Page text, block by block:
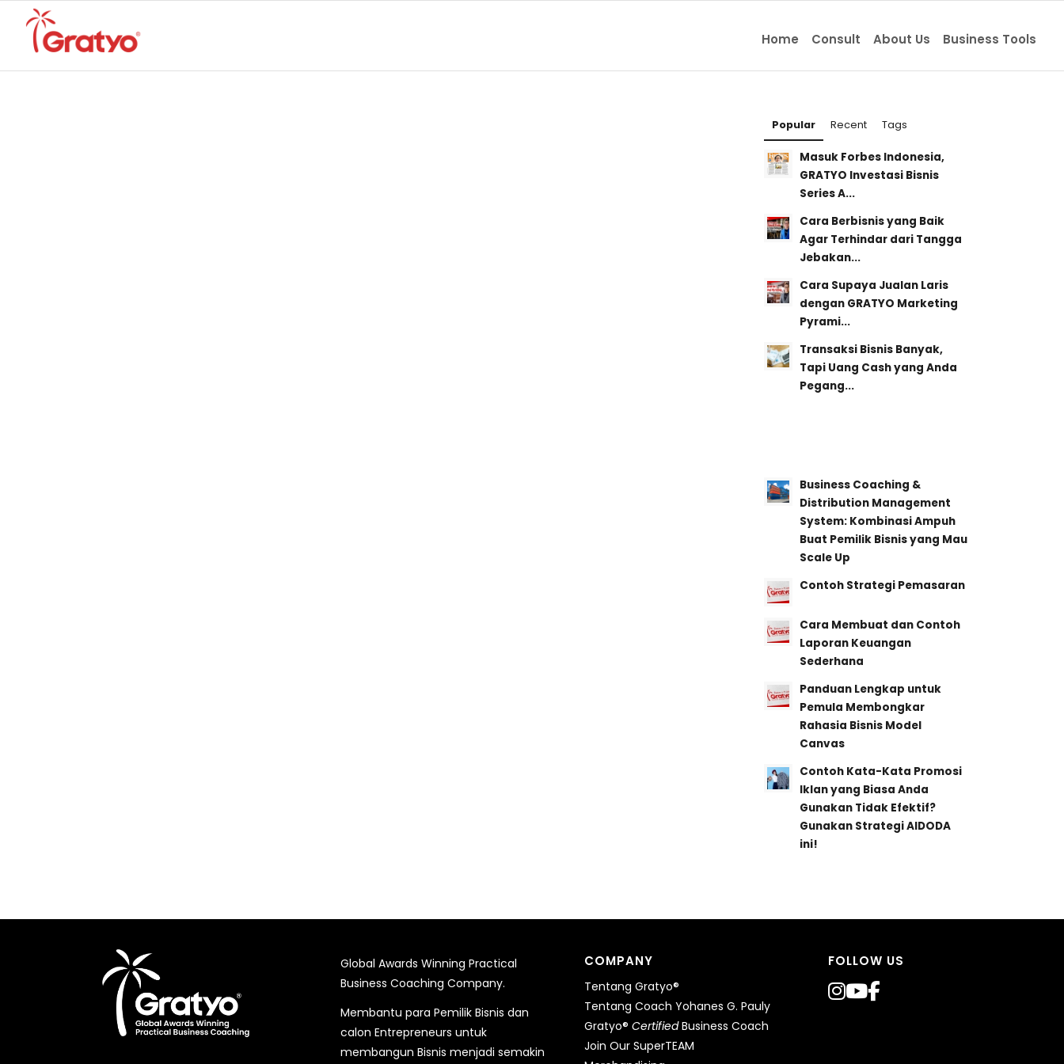
Home Consult About Us Business Tools
Popular Recent Tags
Masuk Forbes Indonesia,
GRATYO Investasi Bisnis
Series A...
Cara Berbisnis yang Baik
Agar Terhindar dari Tangga
Jebakan...
Cara Supaya Jualan Laris
dengan GRATYO Marketing
Pyrami...
Transaksi Bisnis Banyak,
Tapi Uang Cash yang Anda
Pegang...
Business Coaching &
Distribution Management
System: Kombinasi Ampuh
Buat Pemilik Bisnis yang Mau
Scale Up
Contoh Strategi Pemasaran
Cara Membuat dan Contoh
Laporan Keuangan
Sederhana
Panduan Lengkap untuk
Pemula Membongkar
Rahasia Bisnis Model
Canvas
Contoh Kata-Kata Promosi
Iklan yang Biasa Anda
Gunakan Tidak Efektif?
Gunakan Strategi AIDODA
ini!
Global Awards Winning Practical
Business Coaching Company.
Membantu para Pemilik Bisnis dan
calon Entrepreneurs untuk
membangun Bisnis menjadi semakin
COMPANY
Tentang Gratyo®
Tentang Coach Yohanes G. Pauly
Gratyo® CertifiedBusiness Coach
Join Our SuperTEAM
FOLLOW US